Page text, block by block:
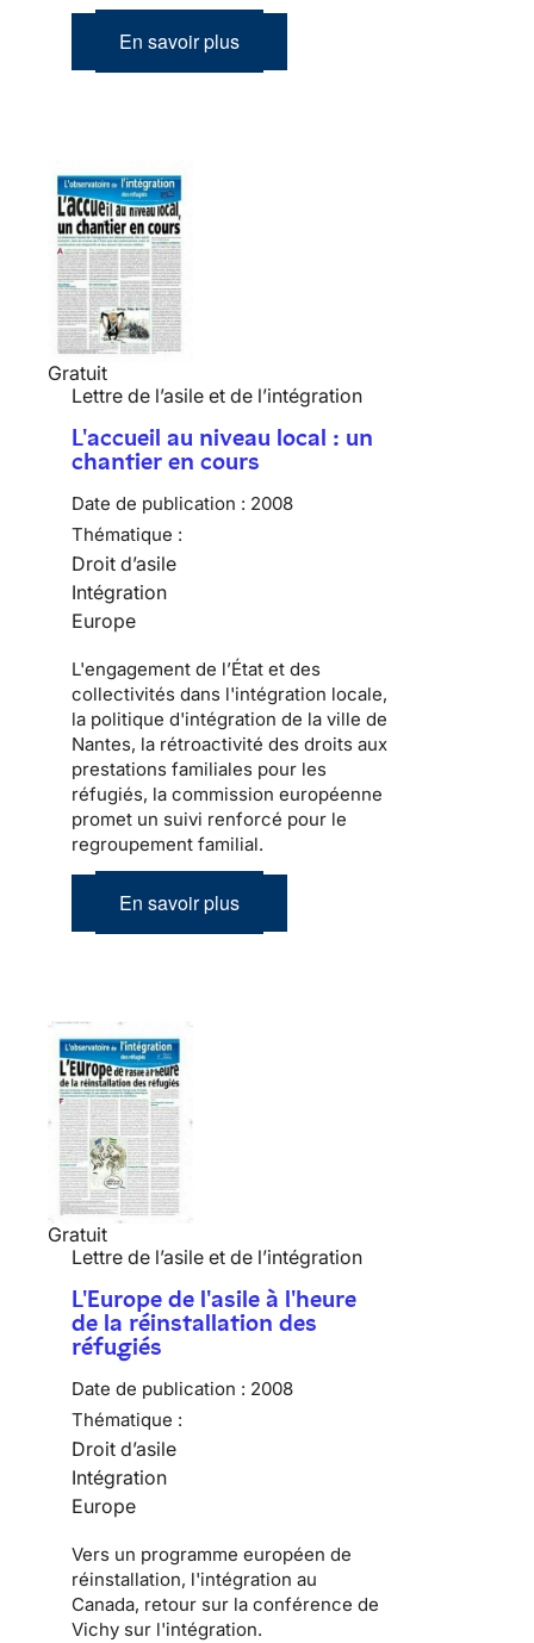
En savoir plus
Gratuit
Lettre de l’asile et de l’intégration
L'accueil au niveau local : un
chantier en cours
Date de publication : 2008
Thématique :
Droit d’asile
Intégration
Europe
L'engagement de l’État et des
collectivités dans l'intégration locale,
la politique d'intégration de la ville de
Nantes, la rétroactivité des droits aux
prestations familiales pour les
réfugiés, la commission européenne
promet un suivi renforcé pour le
regroupement familial.
En savoir plus
Gratuit
Lettre de l’asile et de l’intégration
L'Europe de l'asile à l'heure
de la réinstallation des
réfugiés
Date de publication : 2008
Thématique :
Droit d’asile
Intégration
Europe
Vers un programme européen de
réinstallation, l'intégration au
Canada, retour sur la conférence de
Vichy sur l'intégration.